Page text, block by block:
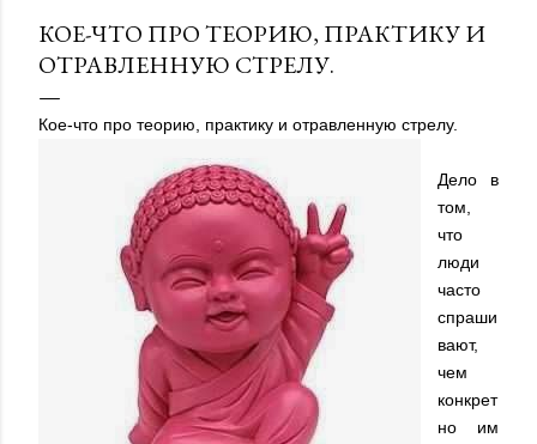
КОЕ-ЧТО ПРО ТЕОРИЮ, ПРАКТИКУ И
ОТРАВЛЕННУЮ СТРЕЛУ.
Кое-что про теорию, практику и отравленную стрелу.
Дело в
том,
что
люди
часто
спраши
вают,
чем
конкрет
но им